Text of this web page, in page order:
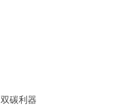
碳利器